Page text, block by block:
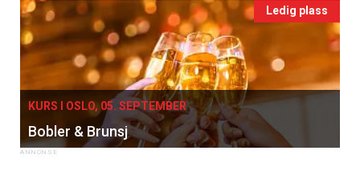
Ledig plass
KURS I OSLO, 05. SEPTEMBER
Bobler & Brunsj